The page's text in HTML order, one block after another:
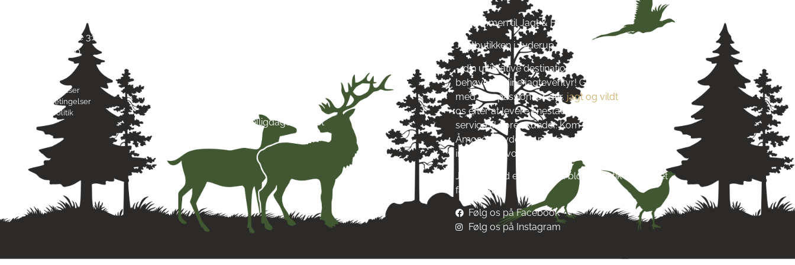
Skarridsøgade 31 B
4450 Jyderup
Byttebetingelser
Handelsbetingelser
Privatlivspolitik
Helligdage: Lukket
Velkommen til Jagt & Hund
Jagtbutikken i Jyderup
– din ultimative destination for alt, hvad du
behøver til dine jagteventyr! Grundlagt i 2016
med stor passion for dyr, jagt og vildt. Vi stræber
os efter at levere enestående produkter og
service til vores kunder. Kom og besøg os tæt på
Åmosen i Jyderup på Vestsjælland og lad dig
inspirere af vores passion.
Jagt & Hund er mere end blot en butik – det er et
fællesskab!
Følg os på Facebook
Følg os på Instagram